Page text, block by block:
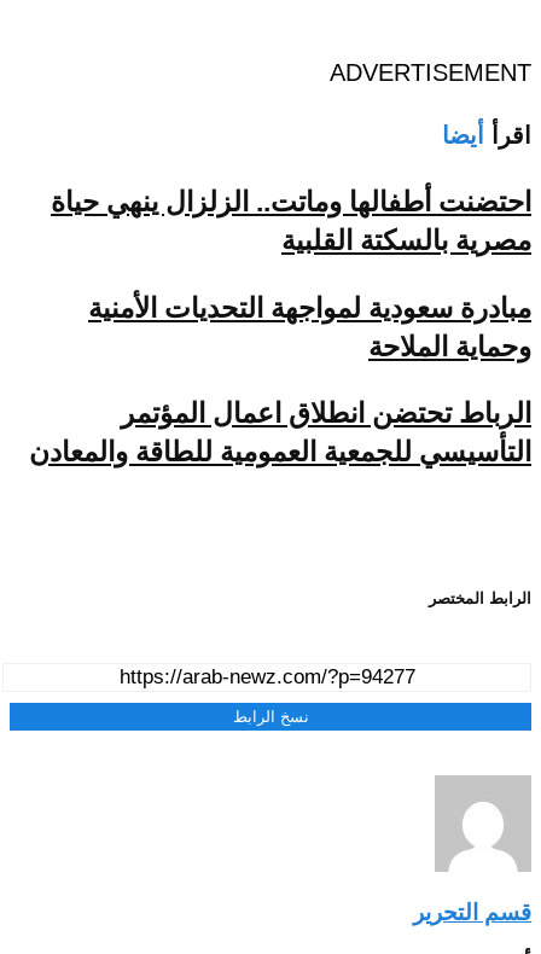
ADVERTISEMENT
اقرأ أيضا
احتضنت أطفالها وماتت.. الزلزال ينهي حياة
مصرية بالسكتة القلبية
مبادرة سعودية لمواجهة التحديات الأمنية
وحماية الملاحة
الرباط تحتضن انطلاق اعمال المؤتمر
التأسيسي للجمعية العمومية للطاقة والمعادن
الرابط المختصر
نسخ الرابط
قسم التحرير